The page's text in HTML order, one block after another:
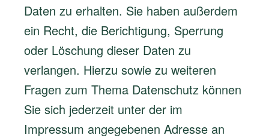
Daten zu erhalten. Sie haben außerdem
ein Recht, die Berichtigung, Sperrung
oder Löschung dieser Daten zu
verlangen. Hierzu sowie zu weiteren
Fragen zum Thema Datenschutz können
Sie sich jederzeit unter der im
Impressum angegebenen Adresse an